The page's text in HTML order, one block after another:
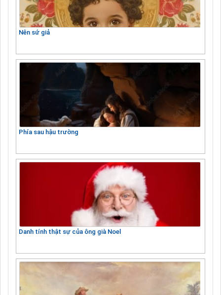
Nên sứ giả
Phía sau hậu trường
Danh tính thật sự của ông già Noel